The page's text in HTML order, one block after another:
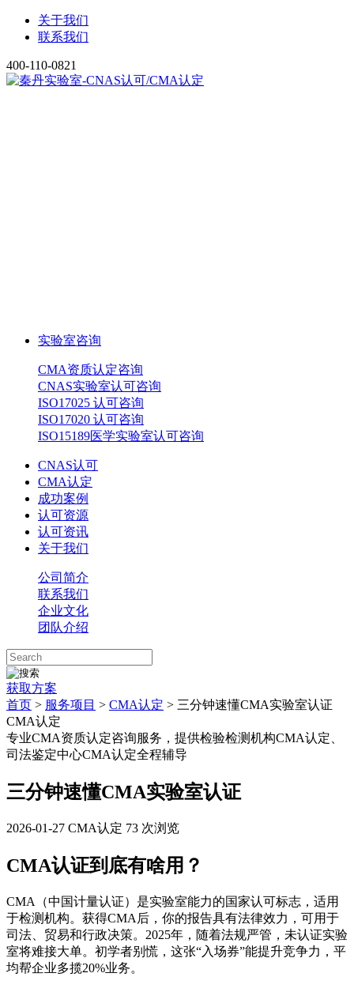
关于我们
联系我们
400-110-0821
实验室咨询
CMA资质认定咨询
CNAS实验室认可咨询
ISO17025 认可咨询
ISO17020 认可咨询
ISO15189医学实验室认可咨询
CNAS认可
CMA认定
成功案例
认可资源
认可资讯
关于我们
公司简介
联系我们
企业文化
团队介绍
获取方案
首页 > 服务项目 > CMA认定 > 三分钟速懂CMA实验室认证
CMA认定
专业CMA资质认定咨询服务，提供检验检测机构CMA认定、
司法鉴定中心CMA认定全程辅导
三分钟速懂CMA实验室认证
2026-01-27 CMA认定 73 次浏览
CMA认证到底有啥用？
CMA（中国计量认证）是实验室能力的国家认可标志，适用
于检测机构。获得CMA后，你的报告具有法律效力，可用于
司法、贸易和行政决策。2025年，随着法规严管，未认证实验
室将难接大单。初学者别慌，这张“入场券”能提升竞争力，平
均帮企业多揽20%业务。